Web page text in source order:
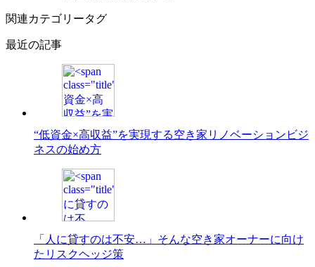
関連カテゴリータグ
最近の記事
“低資金×高収益”を実現する空き家リノベーションビジ
ネスの始め方
「人に貸すのは不安…」そんな空き家オーナーに向け
たリスクヘッジ策